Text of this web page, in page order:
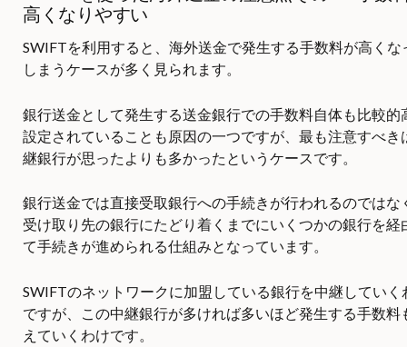
高くなりやすい
SWIFTを利用すると、海外送金で発生する手数料が高くな
しまうケースが多く見られます。
銀行送金として発生する送金銀行での手数料自体も比較的
設定されていることも原因の一つですが、最も注意すべき
継銀行が思ったよりも多かったというケースです。
銀行送金では直接受取銀行への手続きが行われるのではな
受け取り先の銀行にたどり着くまでにいくつかの銀行を経
て手続きが進められる仕組みとなっています。
SWIFTのネットワークに加盟している銀行を中継していく
ですが、この中継銀行が多ければ多いほど発生する手数料
えていくわけです。